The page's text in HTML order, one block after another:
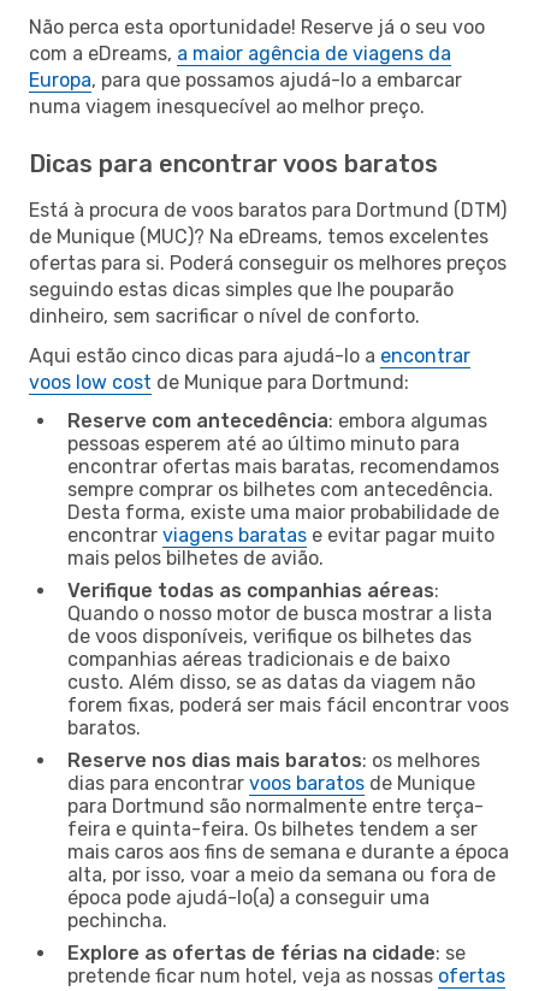
Não perca esta oportunidade! Reserve já o seu voo
com a eDreams, a maior agência de viagens da
Europa, para que possamos ajudá-lo a embarcar
numa viagem inesquecível ao melhor preço.
Dicas para encontrar voos baratos
Está à procura de voos baratos para Dortmund (DTM)
de Munique (MUC)? Na eDreams, temos excelentes
ofertas para si. Poderá conseguir os melhores preços
seguindo estas dicas simples que lhe pouparão
dinheiro, sem sacrificar o nível de conforto.
Aqui estão cinco dicas para ajudá-lo a encontrar
voos low cost de Munique para Dortmund:
Reserve com antecedência: embora algumas
pessoas esperem até ao último minuto para
encontrar ofertas mais baratas, recomendamos
sempre comprar os bilhetes com antecedência.
Desta forma, existe uma maior probabilidade de
encontrar viagens baratas e evitar pagar muito
mais pelos bilhetes de avião.
Verifique todas as companhias aéreas:
Quando o nosso motor de busca mostrar a lista
de voos disponíveis, verifique os bilhetes das
companhias aéreas tradicionais e de baixo
custo. Além disso, se as datas da viagem não
forem fixas, poderá ser mais fácil encontrar voos
baratos.
Reserve nos dias mais baratos: os melhores
dias para encontrar voos baratos de Munique
para Dortmund são normalmente entre terça-
feira e quinta-feira. Os bilhetes tendem a ser
mais caros aos fins de semana e durante a época
alta, por isso, voar a meio da semana ou fora de
época pode ajudá-lo(a) a conseguir uma
pechincha.
Explore as ofertas de férias na cidade: se
pretende ficar num hotel, veja as nossas ofertas